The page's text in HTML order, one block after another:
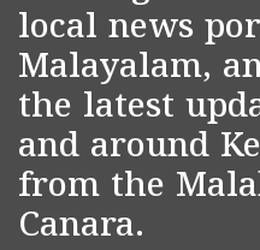
local news
Malayalam,
the latest
and around
from the
Canara.